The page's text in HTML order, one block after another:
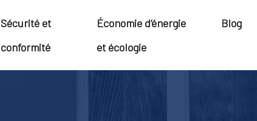
Sécurité et
conformité
Économie d’énergie
et écologie
Blog